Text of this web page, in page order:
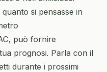
si pensasse in
può fornire
prognosi. Parla con il
durante i prossimi